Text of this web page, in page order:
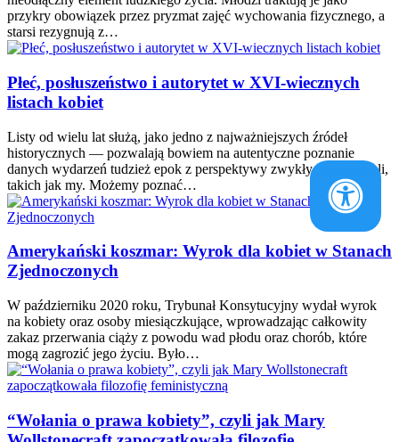
przykry obowiązek przez pryzmat zajęć wychowania fizycznego, a
starsi rezygnują z…
Płeć, posłuszeństwo i autorytet w XVI-wiecznych
listach kobiet
Listy od wielu lat służą, jako jedno z najważniejszych źródeł
historycznych — pozwalają bowiem na autentyczne poznanie
danych wydarzeń tudzież epok z perspektywy zwykłych obywateli,
takich jak my. Możemy poznać…
Amerykański koszmar: Wyrok dla kobiet w Stanach
Zjednoczonych
W październiku 2020 roku, Trybunał Konsytucyjny wydał wyrok
na kobiety oraz osoby miesiączkujące, wprowadzając całkowity
zakaz przerwania ciąży z powodu wad płodu oraz chorób, które
mogą zagrozić jego życiu. Było…
“Wołania o prawa kobiety”, czyli jak Mary